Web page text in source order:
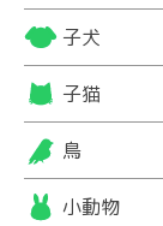
子犬
子猫
鳥
小動物